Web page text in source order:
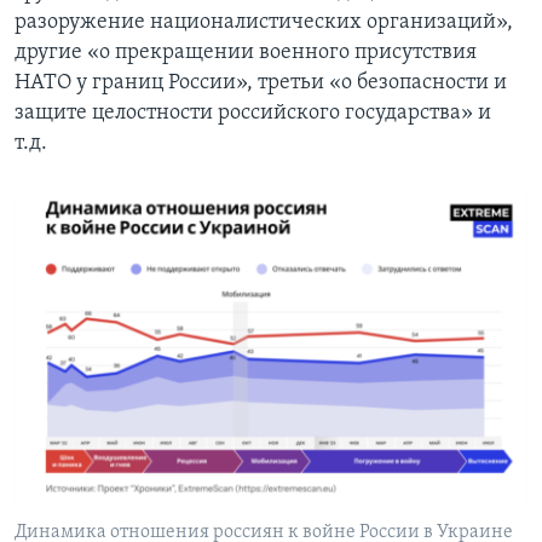
разоружение националистических организаций»,
другие «о прекращении военного присутствия
НАТО у границ России», третьи «о безопасности и
защите целостности российского государства» и
т.д.
Динамика отношения россиян к войне России в Украине